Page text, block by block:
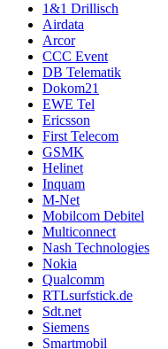
1&1 Drillisch
Airdata
Arcor
CCC Event
DB Telematik
Dokom21
EWE Tel
Ericsson
First Telecom
GSMK
Helinet
Inquam
M-Net
Mobilcom Debitel
Multiconnect
Nash Technologies
Nokia
Qualcomm
RTLsurfstick.de
Sdt.net
Siemens
Smartmobil